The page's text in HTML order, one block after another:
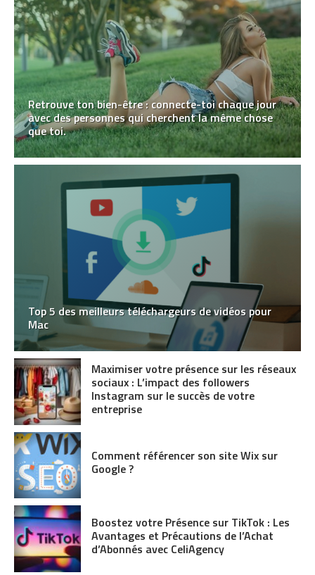
Retrouve ton bien-être : connecte-toi chaque jour
avec des personnes qui cherchent la même chose
que toi.
Top 5 des meilleurs téléchargeurs de vidéos pour
Mac
Maximiser votre présence sur les réseaux
sociaux : L’impact des followers
Instagram sur le succès de votre
entreprise
Comment référencer son site Wix sur
Google ?
Boostez votre Présence sur TikTok : Les
Avantages et Précautions de l’Achat
d’Abonnés avec CeliAgency